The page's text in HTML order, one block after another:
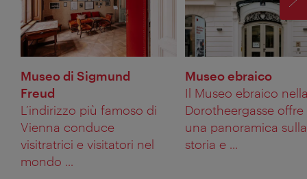
Museo di Sigmund
Freud
L’indirizzo più famoso di
Vienna conduce
visitratrici e visitatori nel
mondo ...
Museo ebraico
Il Museo ebraico
Dorotheergasse offre
una panoramica sulla
storia e ...